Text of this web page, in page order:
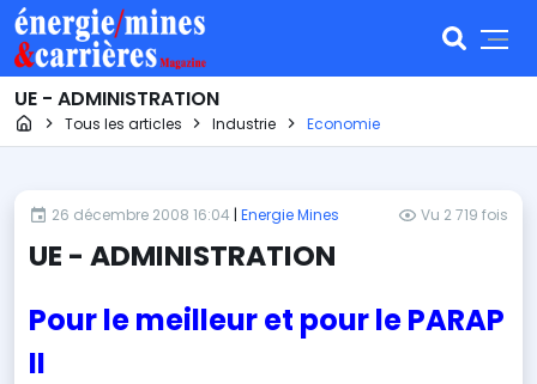
UE - ADMINISTRATION
Page d'accueil
Tous les articles Industrie Economie
26 décembre 2008 16:04 | Energie Mines Vu 2 719 fois
UE - ADMINISTRATION
Pour le meilleur et pour le PARAP
II